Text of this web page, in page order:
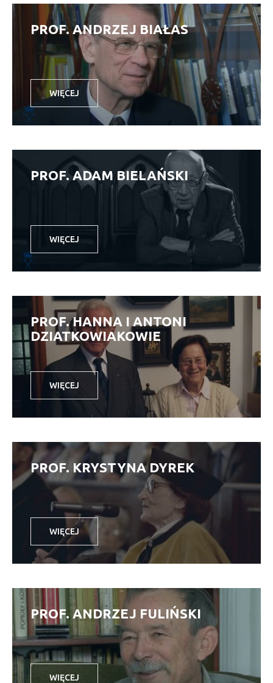
PROF. ANDRZEJ BIAŁAS
WIĘCEJ
PROF. ADAM BIELAŃSKI
WIĘCEJ
PROF. HANNA I ANTONI
DZIATKOWIAKOWIE
WIĘCEJ
PROF. KRYSTYNA DYREK
WIĘCEJ
PROF. ANDRZEJ FULIŃSKI
WIĘCEJ